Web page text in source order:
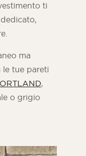
ti
ma
le tue pareti
,
o grigio